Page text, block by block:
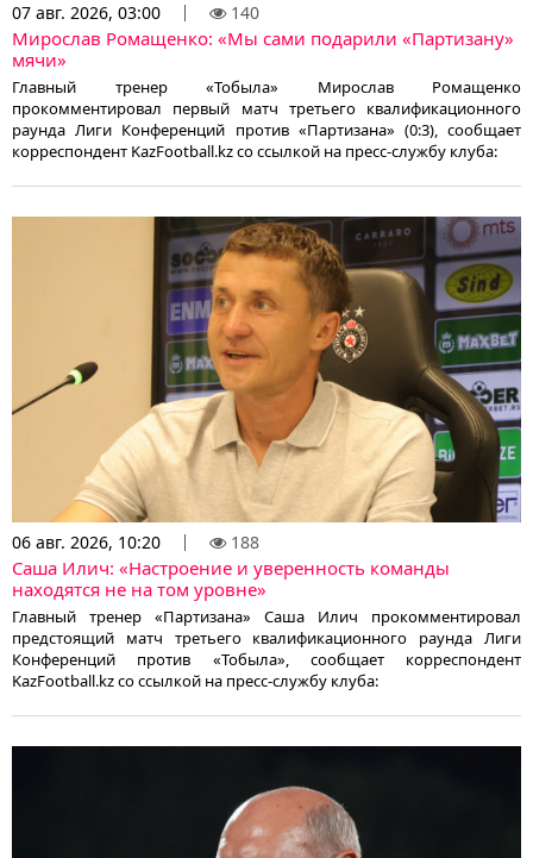
07 авг. 2026, 03:00 140
Мирослав Ромащенко: «Мы сами подарили «Партизану»
мячи»
Главный тренер «Тобыла» Мирослав Ромащенко
прокомментировал первый матч третьего квалификационного
раунда Лиги Конференций против «Партизана» (0:3), сообщает
корреспондент KazFootball.kz со ссылкой на пресс-службу клуба:
06 авг. 2026, 10:20 188
Саша Илич: «Настроение и уверенность команды
находятся не на том уровне»
Главный тренер «Партизана» Саша Илич прокомментировал
предстоящий матч третьего квалификационного раунда Лиги
Конференций против «Тобыла», сообщает корреспондент
KazFootball.kz со ссылкой на пресс-службу клуба: